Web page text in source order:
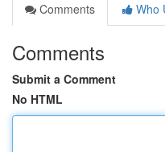
Comments
Who
Comments
Submit a Comment
No HTML